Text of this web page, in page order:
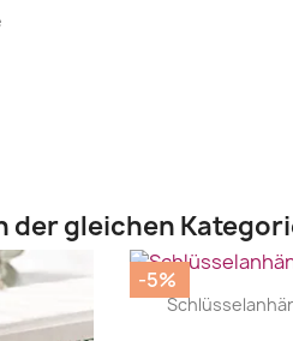
der gleichen
|
-5%